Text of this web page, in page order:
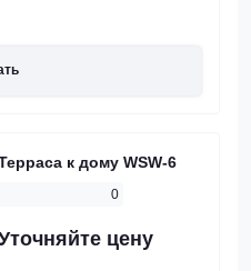
к дому WSW-6
0
цену